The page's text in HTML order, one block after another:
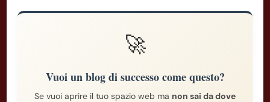
🚀
Vuoi un blog di successo come questo?
Se vuoi aprire il tuo spazio web ma non sai da dove